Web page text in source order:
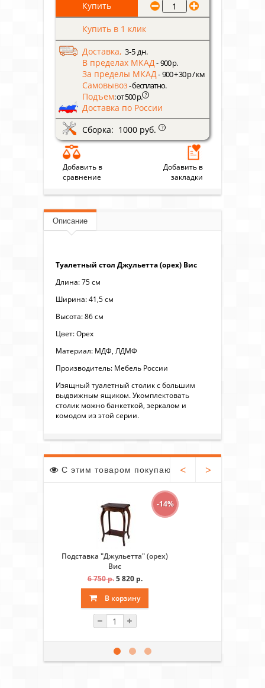
Купить в 1 клик
Доставка, 3-5 дн.
В пределах МКАД- 900 р.
За пределы МКАД- 900 + 30 р / км
Самовывоз- бесплатно.
Подъем: от 500 р. ?
Доставка по России
Сборка: 1000 руб.
?
Добавить в
сравнение
Добавить в
закладки
Описание
Туалетный стол Джульетта (орех) Вис
Длина: 75 см
Ширина: 41,5 см
Высота: 86 см
Цвет: Орех
Материал: МДФ, ЛДМФ
Производитель: Мебель России
Изящный туалетный столик с большим
выдвижным ящиком. Укомплектовать
столик можно банкеткой, зеркалом и
комодом из этой серии.
С этим товаром покупают
-14%
Подставка "Джульетта" (орех)
Вис
6 750 р. 5 820 р.
В корзину
< >